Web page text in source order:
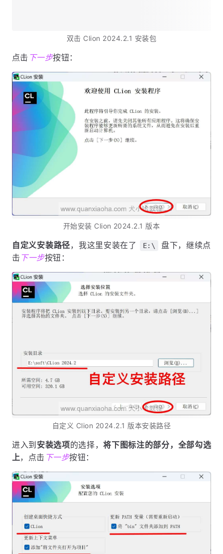
双击 Clion 2024.2.1 安装包
点击 下一步按钮：
开始安装 Clion 2024.2.1 版本
自定义安装路径，我这里安装在了 E:\
盘下，继续点
击 下一步按钮：
自定义 Clion 2024.2.1 版本安装路径
进入到安装选项的选择，将下图标注的部分，全部勾选
上，点击 下一步按钮：